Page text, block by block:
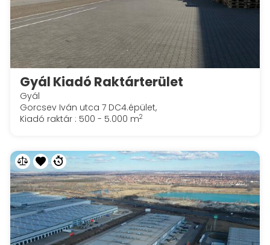
Gyál Kiadó Raktárterület
Gyál
Gorcsev Iván utca 7 DC4.épület,
Kiadó raktár : 500 - 5.000 m2